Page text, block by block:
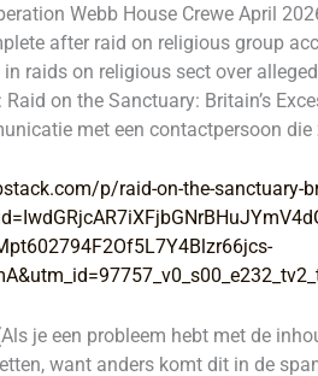
Webb House Crewe April
after raid on religious group
in raids on religious sect over
on the Sanctuary: Britain’s
met een contactpersoon
p/raid-on-the-sanctuary-
je een probleem hebt met de
want anders komt dit in de